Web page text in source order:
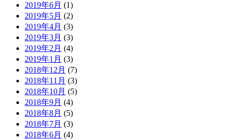
2019年6月 (1)
2019年5月 (2)
2019年4月 (3)
2019年3月 (3)
2019年2月 (4)
2019年1月 (3)
2018年12月 (7)
2018年11月 (3)
2018年10月 (5)
2018年9月 (4)
2018年8月 (5)
2018年7月 (3)
2018年6月 (4)